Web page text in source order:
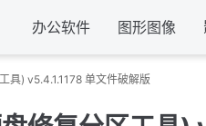
办公软件 图形图像
具) v5.4.1.1178 单文件破解版